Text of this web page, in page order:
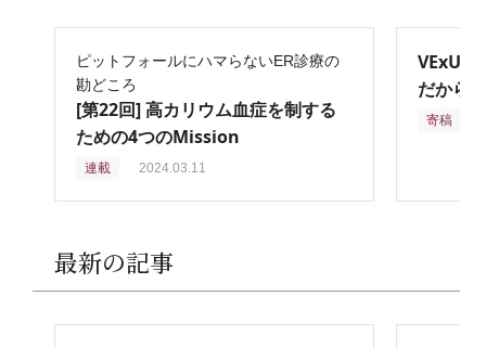
ピットフォールにハマらないER診療の
勘どころ
[第22回] 高カリウム血症を制する
ための4つのMission
連載 2024.03.11
VExUS
だから
寄稿
最新の記事